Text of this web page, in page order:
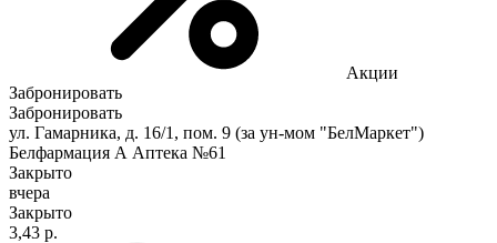
Акции
Забронировать
Забронировать
ул. Гамарника, д. 16/1, пом. 9 (за ун-мом "БелМаркет")
Белфармация А Аптека №61
Закрыто
вчера
Закрыто
3,43 р.